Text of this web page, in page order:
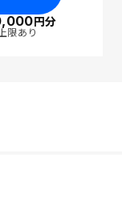
円分
限あり